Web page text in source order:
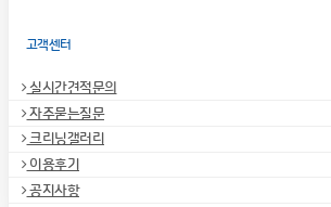
고객센터
실시간견적문의
자주묻는질문
크리닝갤러리
이용후기
공지사항